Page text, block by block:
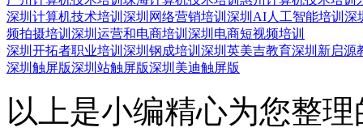
深圳计算机技术培训 深圳网络营销培训 深圳AI人工智能培训 深
频拍摄培训 深圳运营和电商培训 深圳电商短视频培训
深圳开拓者职业培训 深圳钢成培训 深圳英美吉教育深圳新启源
深圳触屏版深圳站触屏版深圳美迪触屏版
以上是小编精心为您整